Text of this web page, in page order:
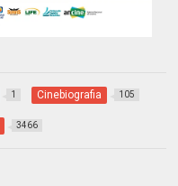
1 Cinebiografia 105
3466